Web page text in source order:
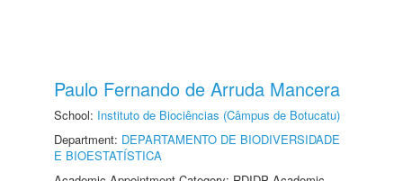
Paulo Fernando de Arruda Mancera
School: Instituto de Biociências (Câmpus de Botucatu)
Department: DEPARTAMENTO DE BIODIVERSIDADE
E BIOESTATÍSTICA